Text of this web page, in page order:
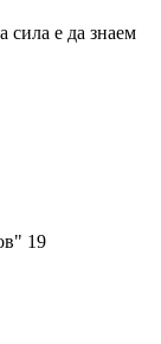
сила е да знаем
19